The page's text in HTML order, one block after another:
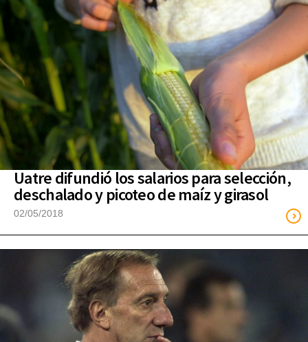
Uatre difundió los salarios para selección,
deschalado y picoteo de maíz y girasol
02/05/2018